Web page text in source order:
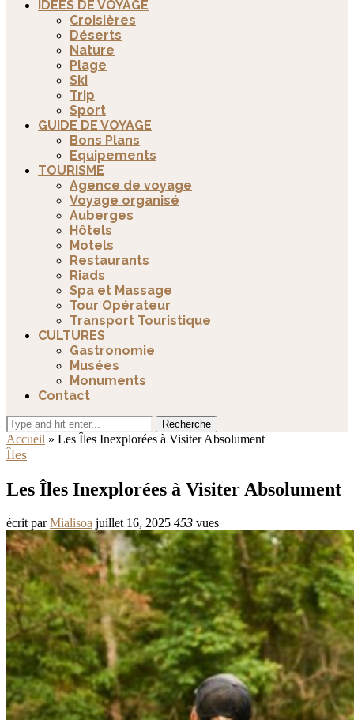
IDEES DE VOYAGE
Croisières
Déserts
Nature
Plage
Ski
Trip
Sport
GUIDE DE VOYAGE
Bons Plans
Equipements
TOURISME
Agence de voyage
Voyage organisé
Auberges
Hôtels
Motels
Restaurants
Riads
Spa et Massage
Tour Opérateur
Transport Touristique
CULTURES
Gastronomie
Musées
Monuments
Contact
Recherche
Accueil » Les Îles Inexplorées à Visiter Absolument
Îles
Les Îles Inexplorées à Visiter Absolument
écrit parMialisoa juillet 16, 2025 453 vues